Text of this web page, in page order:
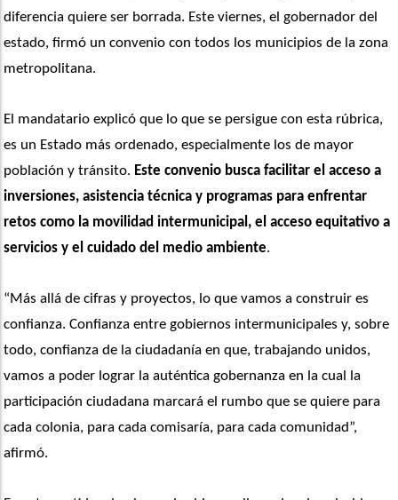
diferencia quiere ser borrada. Este viernes, el gobernador del
estado, firmó un convenio con todos los municipios de la zona
metropolitana.
El mandatario explicó que lo que se persigue con esta rúbrica,
es un Estado más ordenado, especialmente los de mayor
población y tránsito. Este convenio busca facilitar el acceso a
inversiones, asistencia técnica y programas para enfrentar
retos como la movilidad intermunicipal, el acceso equitativo a
servicios y el cuidado del medio ambiente.
“Más allá de cifras y proyectos, lo que vamos a construir es
confianza. Confianza entre gobiernos intermunicipales y, sobre
todo, confianza de la ciudadanía en que, trabajando unidos,
vamos a poder lograr la auténtica gobernanza en la cual la
participación ciudadana marcará el rumbo que se quiere para
cada colonia, para cada comisaría, para cada comunidad”,
afirmó.